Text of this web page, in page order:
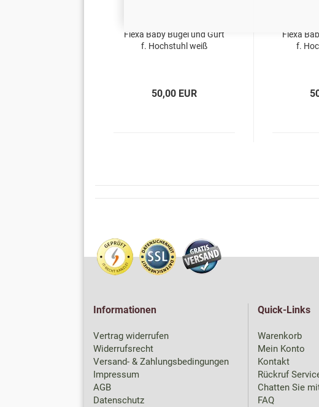
Flexa Baby Bügel und Gurt
f. Hochstuhl weiß
50,00 EUR
Flexa
f.
Informationen
Vertrag widerrufen
Widerrufsrecht
Versand- & Zahlungsbedingungen
Impressum
AGB
Datenschutz
Quick-Links
Warenkorb
Mein Konto
Kontakt
Rückruf
Chatten Sie
FAQ